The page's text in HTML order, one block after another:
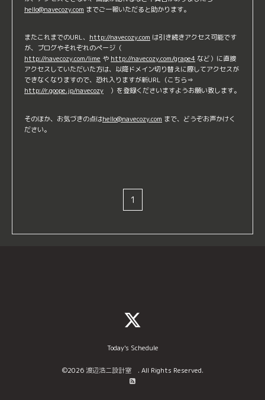
hello@navecozy.com までご一報いただると助かります。
またこれまでのURL、 http://navecozy.com は引き続きアクセス可能です
が、ブログやそれぞれのページ（
http://navecozy.com/lime や http://navecozy.com/grape4 など）に直接
アクセスしていただいた方は、以降ドメイン切り替えに際してアクセスが
できなくなりますので、恐れ入りますが新URL（こちら⇒
http://r.goope.jp/navecozy ）を登録くださいますようお願い致します。
そのほか、お気づきの点はhello@navecozy.com まで、どうぞお声かけく
ださい。
1
Today's Schedule
©2026 渡辺浩二設計室 . All Rights Reserved.